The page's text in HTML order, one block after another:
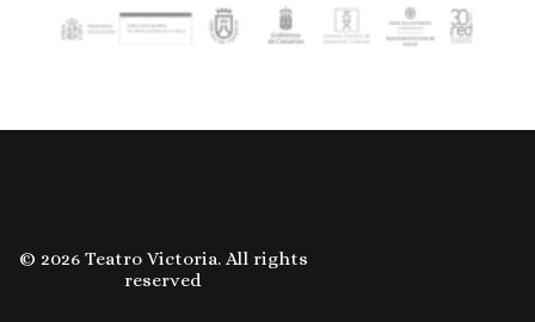
© 2026 Teatro Victoria. All rights
reserved